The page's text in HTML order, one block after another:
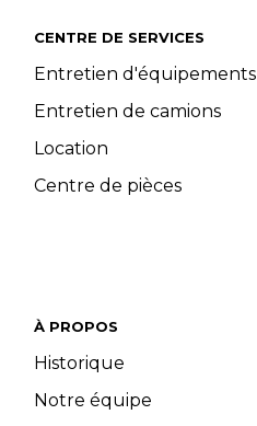
CENTRE DE SERVICES
Entretien d'équipements
Entretien de camions
Location
Centre de pièces
À PROPOS
Historique
Notre équipe